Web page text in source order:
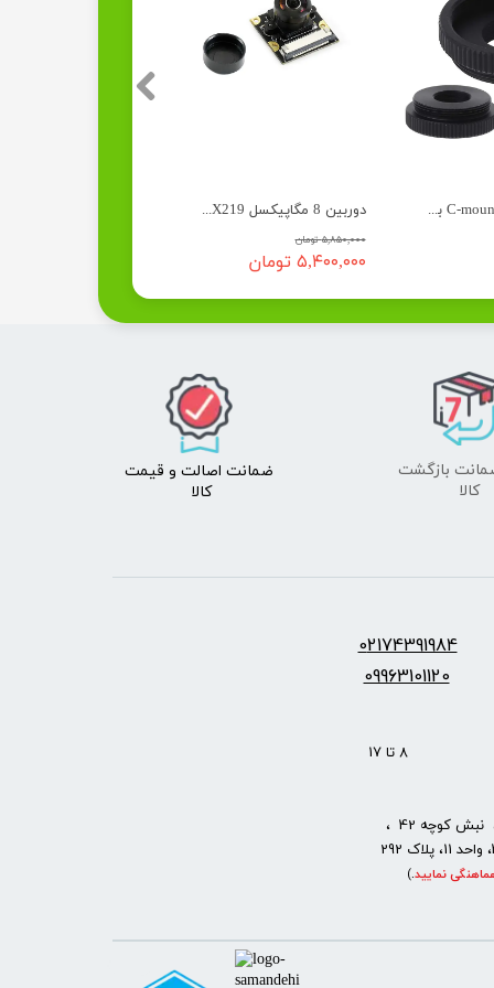
دوربین 8 مگاپیکسل IMX219 زاویه دید 200
۵,۸۵۰,۰۰۰ تومان
۵,۴۰۰,۰۰۰ تومان
مبدل لنز M12 و C-mount به CS-mount
​​​​​​​کالا
ضمانت اصالت و قیمت​​​​​​​
کالا ​​​​​​​
02174391984
09963101120
8 تا 17
کوچه 42 ،
نمایید.
)